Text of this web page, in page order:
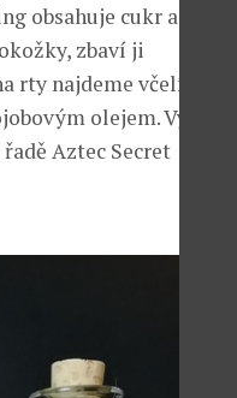
obsahuje cukr a
zbaví ji
rty najdeme včelí vosk a
olejem. Výživa a
Aztec Secret